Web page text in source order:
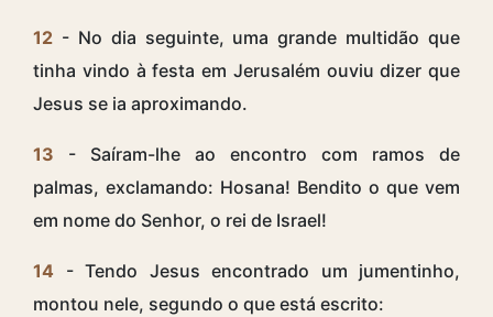
12 - No dia seguinte, uma grande multidão que
tinha vindo à festa em Jerusalém ouviu dizer que
Jesus se ia aproximando.
13 - Saíram-lhe ao encontro com ramos de
palmas, exclamando: Hosana! Bendito o que vem
em nome do Senhor, o rei de Israel!
14 - Tendo Jesus encontrado um jumentinho,
montou nele, segundo o que está escrito: